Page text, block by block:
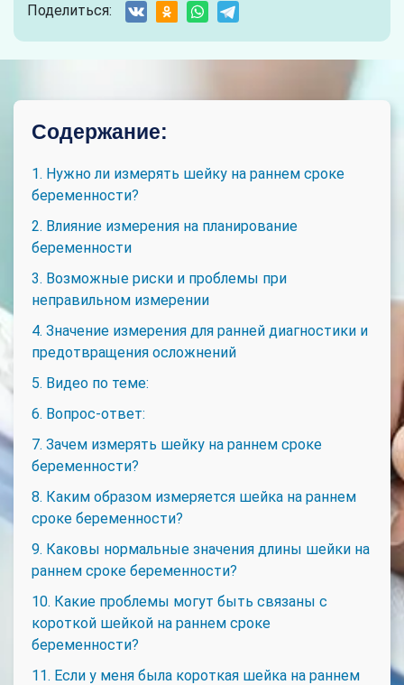
Поделиться:
Содержание:
1. Нужно ли измерять шейку на раннем сроке
беременности?
2. Влияние измерения на планирование
беременности
3. Возможные риски и проблемы при
неправильном измерении
4. Значение измерения для ранней диагностики и
предотвращения осложнений
5. Видео по теме:
6. Вопрос-ответ:
7. Зачем измерять шейку на раннем сроке
беременности?
8. Каким образом измеряется шейка на раннем
сроке беременности?
9. Каковы нормальные значения длины шейки на
раннем сроке беременности?
10. Какие проблемы могут быть связаны с
короткой шейкой на раннем сроке
беременности?
11. Если у меня была короткая шейка на раннем